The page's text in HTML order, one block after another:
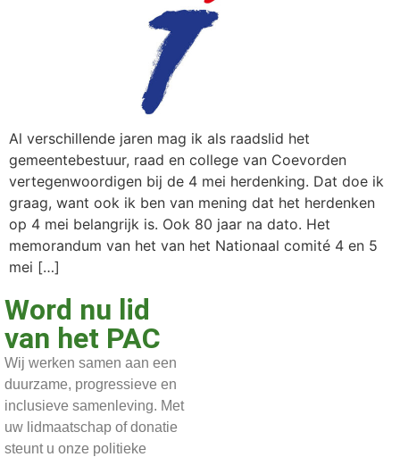
Al verschillende jaren mag ik als raadslid het
gemeentebestuur, raad en college van Coevorden
vertegenwoordigen bij de 4 mei herdenking. Dat doe ik
graag, want ook ik ben van mening dat het herdenken
op 4 mei belangrijk is. Ook 80 jaar na dato. Het
memorandum van het van het Nationaal comité 4 en 5
mei […]
Word nu lid
van het PAC
Wij werken samen aan een
duurzame, progressieve en
inclusieve samenleving. Met
uw lidmaatschap of donatie
steunt u onze politieke